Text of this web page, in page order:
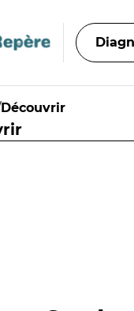
Découvrir